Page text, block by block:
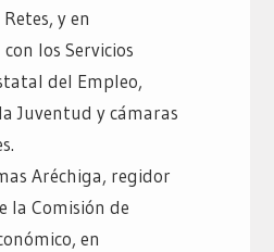
y en
los Servicios
del Empleo,
Juventud y cámaras
Aréchiga, regidor
la Comisión de
en